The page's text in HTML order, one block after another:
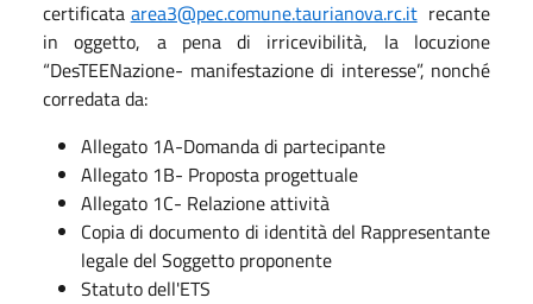
certificata area3@pec.comune.taurianova.rc.itrecante
in oggetto, a pena di irricevibilità, la locuzione
“DesTEENazione- manifestazione di interesse”, nonché
corredata da:
Allegato 1A-Domanda di partecipante
Allegato 1B- Proposta progettuale
Allegato 1C- Relazione attività
Copia di documento di identità del Rappresentante
legale del Soggetto proponente
Statuto dell'ETS